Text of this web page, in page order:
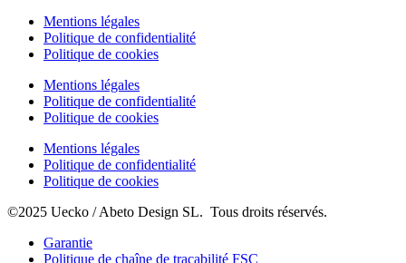
Mentions légales
Politique de confidentialité
Politique de cookies
Mentions légales
Politique de confidentialité
Politique de cookies
Mentions légales
Politique de confidentialité
Politique de cookies
©2025 Uecko / Abeto Design SL. Tous droits réservés.
Garantie
Politique de chaîne de traçabilité FSC